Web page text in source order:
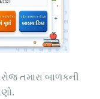
તમારા બાળકની